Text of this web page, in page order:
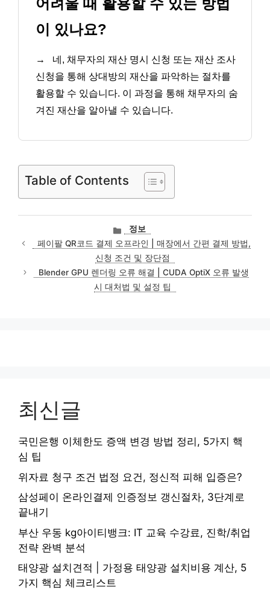
어려울 때 활용할 수 있는 방법
이 있나요?
→
네, 채무자의 재산 명시 신청 또는 재산 조사
신청을 통해 상대방의 재산을 파악하는 절차를
활용할 수 있습니다. 이 과정을 통해 채무자의 숨
겨진 재산을 알아낼 수 있습니다.
Table of Contents
카
테
고
리
정보
페이팔 QR코드 결제 오프라인 | 매장에서 간편 결제 방법,
신청 조건 및 장단점
Blender GPU 렌더링 오류 해결 | CUDA OptiX 오류 발생
시 대처법 및 설정 팁
최신글
국민은행 이체한도 증액 변경 방법 정리, 5가지 핵
심 팁
위자료 청구 조건 법정 요건, 정신적 피해 입증은?
삼성페이 온라인결제 인증정보 갱신절차, 3단계로
끝내기
부산 우동 kg아이티뱅크: IT 교육 수강료, 진학/취업
전략 완벽 분석
태양광 설치견적 | 가정용 태양광 설치비용 계산, 5
가지 핵심 체크리스트